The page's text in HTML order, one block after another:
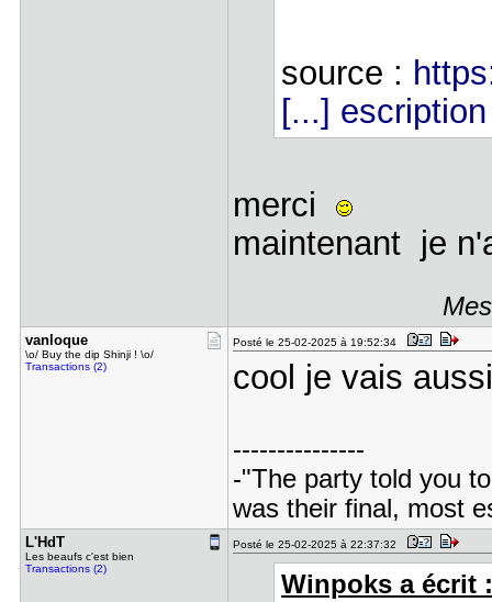
source :
[...] escription
merci
maintenant je
vanloque
\o/ Buy the dip Shinji ! \o/
Transactions (2)
Posté le 25-02-2025 à 19:52:34
cool je vais
---------------
-"The party told you
was their final, most
L'HdT
Les beaufs c'est bien
Transactions (2)
Posté le 25-02-2025 à 22:37:32
Winpoks a écrit